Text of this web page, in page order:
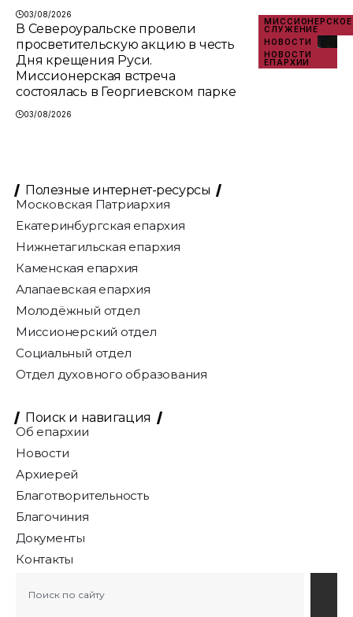
03/08/2026
МИССИОНЕРСКОЕ
СЛУЖЕНИЕ
НОВОСТИ
НОВОСТИ
ЕПАРХИИ
В Североуральске провели
просветительскую акцию в честь
Дня крещения Руси.
Миссионерская встреча
состоялась в Георгиевском парке
03/08/2026
Полезные интернет-ресурсы
Московская Патриархия
Екатеринбургская епархия
Нижнетагильская епархия
Каменская епархия
Алапаевская епархия
Молодёжный отдел
Миссионерский отдел
Социальный отдел
Отдел духовного образования
Поиск и навигация
Об епархии
Новости
Архиерей
Благотворительность
Благочиния
Документы
Контакты